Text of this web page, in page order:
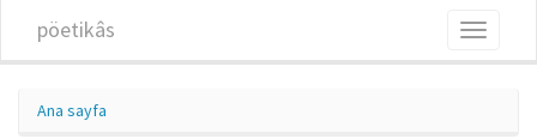
pöetikâs
Toggle
Ana sayfa